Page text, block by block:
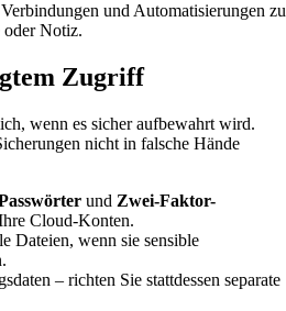
und Automatisierungen zu
oder Notiz.
Zugriff
wenn es sicher aufbewahrt wird.
nicht in falsche Hände
und Zwei-Faktor-
Cloud-Konten.
Dateien, wenn sie sensible
– richten Sie stattdessen separate